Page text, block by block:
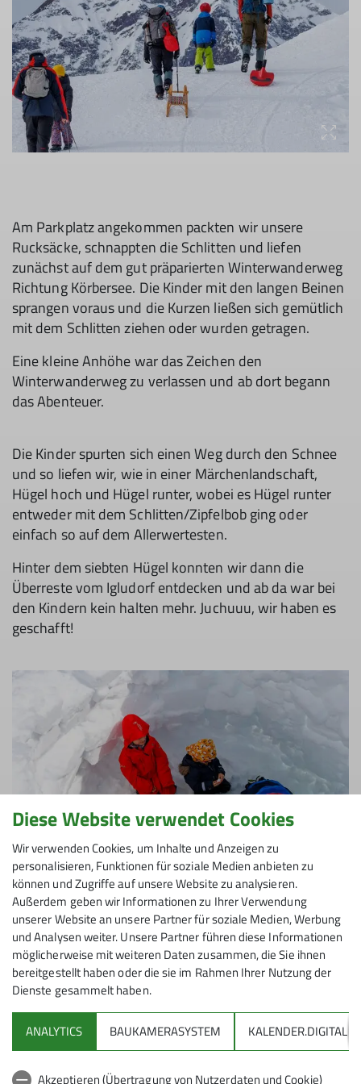
Am Parkplatz angekommen packten wir unsere
Rucksäcke, schnappten die Schlitten und liefen
zunächst auf dem gut präparierten Winterwanderweg
Richtung Körbersee. Die Kinder mit den langen Beinen
sprangen voraus und die Kurzen ließen sich gemütlich
mit dem Schlitten ziehen oder wurden getragen.
Eine kleine Anhöhe war das Zeichen den
Winterwanderweg zu verlassen und ab dort begann
das Abenteuer.
Die Kinder spurten sich einen Weg durch den Schnee
und so liefen wir, wie in einer Märchenlandschaft,
Hügel hoch und Hügel runter, wobei es Hügel runter
entweder mit dem Schlitten/Zipfelbob ging oder
einfach so auf dem Allerwertesten.
Hinter dem siebten Hügel konnten wir dann die
Überreste vom Igludorf entdecken und ab da war bei
den Kindern kein halten mehr. Juchuuu, wir haben es
geschafft!
Diese Website verwendet Cookies
Wir verwenden Cookies, um Inhalte und Anzeigen zu
personalisieren, Funktionen für soziale Medien anbieten zu
können und Zugriffe auf unsere Website zu analysieren.
Außerdem geben wir Informationen zu Ihrer Verwendung
unserer Website an unsere Partner für soziale Medien, Werbung
und Analysen weiter. Unsere Partner führen diese Informationen
möglicherweise mit weiteren Daten zusammen, die Sie ihnen
bereitgestellt haben oder die sie im Rahmen Ihrer Nutzung der
Dienste gesammelt haben.
ANALYTICS BAUKAMERASYSTEM KALENDER.DIGITAL
Akzeptieren (Übertragung von Nutzerdaten und Cookie)